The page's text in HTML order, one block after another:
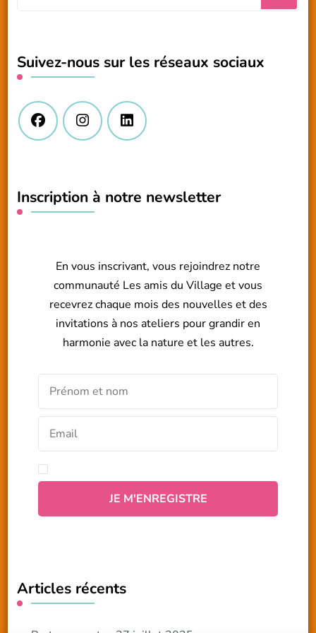
?
Suivez-nous sur les réseaux sociaux
Inscription à notre newsletter
En vous inscrivant, vous rejoindrez notre
communauté Les amis du Village et vous
recevrez chaque mois des nouvelles et des
invitations à nos ateliers pour grandir en
harmonie avec la nature et les autres.
Articles récents